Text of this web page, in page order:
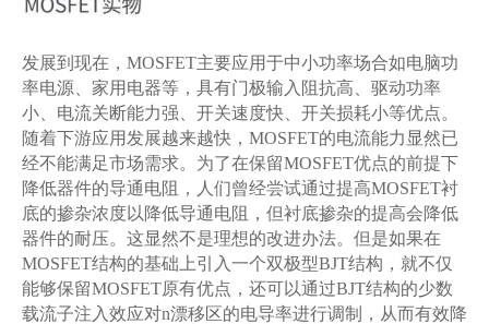
发展到现在， MOSFET主要应用于中小功率场合如电脑功
率电源、家用电器等，具有门极输入阻抗高、驱动功率
小、电流关断能力强、开关速度快、开关损耗小等优点。
随着下游应用发展越来越快，MOSFET的电流能力显然已
经不能满足市场需求。为了在保留MOSFET优点的前提下
降低器件的导通电阻，人们曾经尝试通过提高MOSFET衬
底的掺杂浓度以降低导通电阻，但衬底掺杂的提高会降低
器件的耐压。这显然不是理想的改进办法。但是如果在
MOSFET结构的基础上引入一个双极型BJT结构，就不仅
能够保留MOSFET原有优点，还可以通过BJT结构的少数
载流子注入效应对n漂移区的电导率进行调制，从而有效降